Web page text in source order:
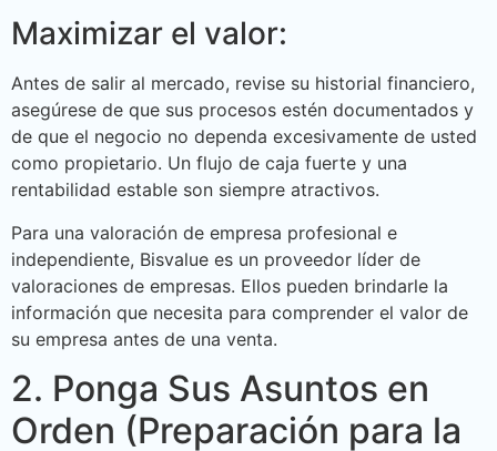
Maximizar el valor:
Antes de salir al mercado, revise su historial financiero,
asegúrese de que sus procesos estén documentados y
de que el negocio no dependa excesivamente de usted
como propietario. Un flujo de caja fuerte y una
rentabilidad estable son siempre atractivos.
Para una valoración de empresa profesional e
independiente, Bisvalue es un proveedor líder de
valoraciones de empresas. Ellos pueden brindarle la
información que necesita para comprender el valor de
su empresa antes de una venta.
2. Ponga Sus Asuntos en
Orden (Preparación para la